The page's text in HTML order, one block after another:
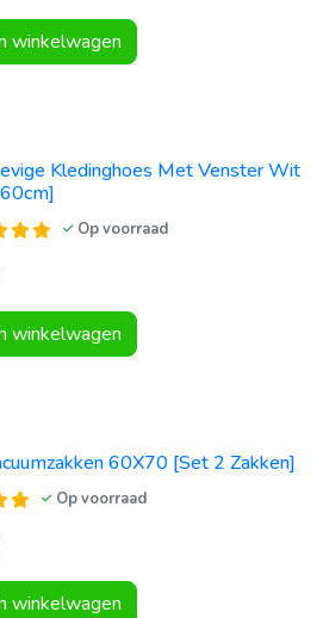
winkelwagen
Kledinghoes Met Venster Wit
Op voorraad
winkelwagen
60X70 [Set 2 Zakken]
Op voorraad
winkelwagen